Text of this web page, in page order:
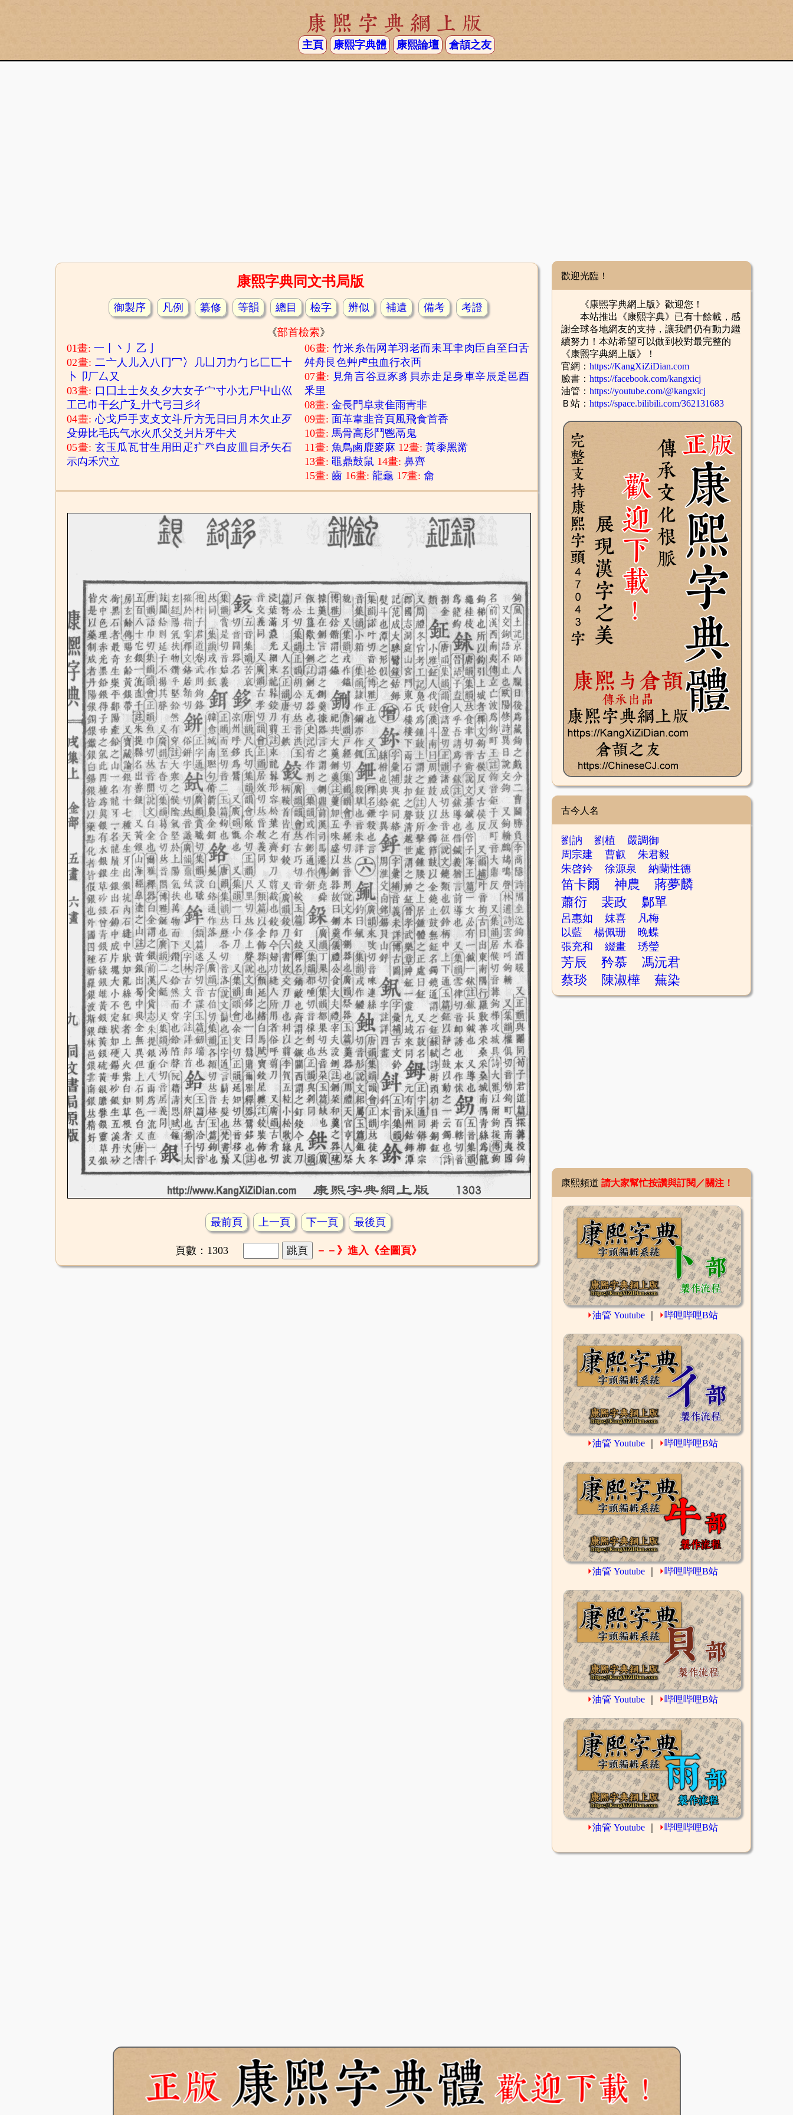
康熙字典網上版
主頁 康熙字典體 康熙論壇 倉頡之友
康熙字典同文书局版
御製序 凡例 纂修 等韻 總目 檢字 辨似 補遺 備考 考證
《部首檢索》
01畫:一 丶 丿 乙
02畫:二亠人 儿入 八 冂冖 冫 几凵 刀 力勹 匕 匚匸十
卜
卩厂厶 又
03畫: 口 囗土士夂 夊 夕大女子宀寸小尢尸屮山巛
工己巾干幺 广廴廾弋弓彐 彡彳
04畫:心戈戶手支 攴文斗斤方无 日 曰 月 木欠止歹
殳毋比毛氏气水火 爪父爻 爿 片牙牛犬
05畫:玄玉 瓜瓦甘生 用 田 疋疒癶白 皮 目矛矢石
示禸禾穴立
06畫: 竹米 糸缶网 羊羽老而耒耳聿肉臣 自 至 臼舌
舛舟艮色艸虍虫血行衣襾
07畫: 見角言谷豆豕豸 貝赤走 足身車辛辰辵 邑酉
釆里
08畫:金長門阜隶隹雨靑非
09畫: 面革韋韭音頁風飛食首香
10畫:馬骨高髟 鬥鬯鬲 鬼
11畫:魚鳥鹵鹿麥麻 12畫:黃黍黑黹
13畫:黽鼎鼓鼠 14畫:鼻齊
15畫:齒 16畫:龍龜 17畫:龠
最前頁 上一頁 下一頁 最後頁
頁數：1303 －－》進入《全圖頁》
歡迎光臨！
《康熙字典網上版》歡迎您！
本站推出《康熙字典》已有十餘載，感
謝全球各地網友的支持，讓我們仍有動力繼
續努力！本站希望可以做到校對最完整的
《康熙字典網上版》！
官網： https://KangXiZiDian.com
臉書： https://facebook.com/kangxicj
油管： https://youtube.com/@kangxicj
Ｂ站： https://space.bilibili.com/362131683
古今人名
劉訥 劉植
嚴調御
周宗建
曹叡
朱君毅
朱啓鈐
徐源泉 納蘭性德
笛卡爾 神農
蔣夢麟
蕭衍
裴政 鄡單
呂惠如 妺喜
凡梅
以藍
楊佩珊
晚蝶
張充和
綴畫 琇瑩
芳辰 矜慕
馮沅君
蔡琰
陳淑樺 蕪染
康熙頻道 請大家幫忙按讚與訂閱／關注！
⏵油管 Youtube ⏵哔哩哔哩B站
⏵油管 Youtube ⏵哔哩哔哩B站
⏵油管 Youtube ⏵哔哩哔哩B站
⏵油管 Youtube ⏵哔哩哔哩B站
⏵油管 Youtube ⏵哔哩哔哩B站